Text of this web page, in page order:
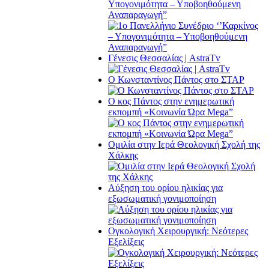
Υπογονιμότητα – Υποβοηθούμενη
Αναπαραγωγή”
Γένεσις Θεσσαλίας | AstraTv
O Κωνσταντίνος Πάντος στο ΣΤΑΡ
O κος Πάντος στην ενημερωτική
εκπομπή «Κοινωνία Ώρα Μega”
Ομιλία στην Ιερά Θεολογική Σχολή της
Χάλκης
Αύξηση του ορίου ηλικίας για
εξωσωματική γονιμοποίηση
Ογκολογική Χειρουργική: Νεότερες
Εξελίξεις